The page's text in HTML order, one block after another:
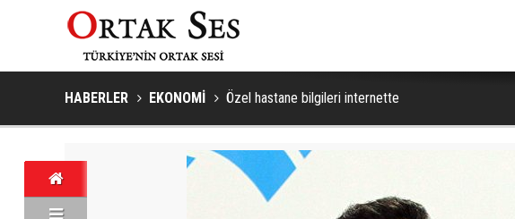
HABERLER EKONOMİ Özel hastane bilgileri internette